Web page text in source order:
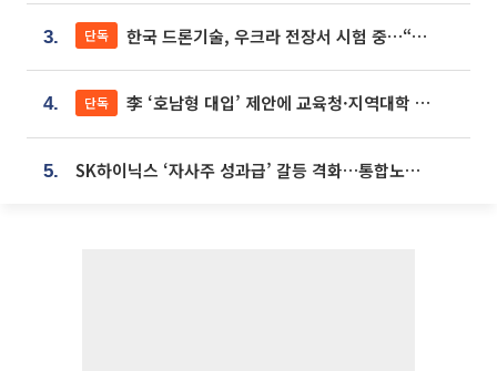
3. 단독 한국 드론기술, 우크라 전장서 시험 중…“스타트업 여러 곳 참여”
4. 단독 李 ‘호남형 대입’ 제안에 교육청·지역대학 서·논술형 입시 연계 '착수'
5. SK하이닉스 ‘자사주 성과급’ 갈등 격화…통합노조 출범 움직임